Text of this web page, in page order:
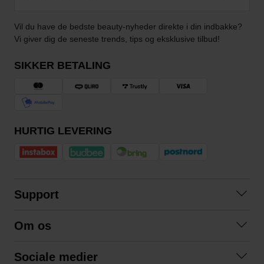
Vil du have de bedste beauty-nyheder direkte i din indbakke?
Vi giver dig de seneste trends, tips og eksklusive tilbud!
SIKKER BETALING
HURTIG LEVERING
Support
Betingelser
Om os
Sociale medier